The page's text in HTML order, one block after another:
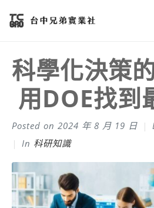
科學化決策
用DOE找到
Posted on 2024 年 8 月 19 日
In 科研知識